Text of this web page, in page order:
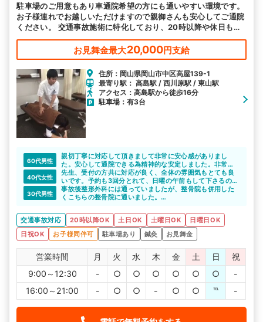
駐車場のご用意もあり車通院希望の方にも通いやすい環境です。
お子様連れでお越しいただけますので親御さんも安心してご通院
ください。 交通事故施術に特化しており、20時以降や休日も営
業でお忙しい方も通いやすいと好評です。
お見舞金最大20,000円支給
住所：岡山県岡山市中区高屋139-1
最寄り駅： 高島駅 / 西川原駅 / 東山駅
アクセス：高島駅から徒歩16分
駐車場：有3台
60代男性
親切丁寧に対応して頂きまして非常に安心感がありまし
た。安心して通院できる為精神的な安定しました。非常に
良い整骨院に出会う事ができて感謝しております。
40代女性
先生、受付の方共に対応が良く、全体の雰囲気もとても良
いです。予約も3回分とれて、日曜の午前もして下さるの
で、とても時間もとりやすいです。
30代男性
事故後整形外科には通っていましたが、整骨院も併用した
くこちらの整骨院に通いました。
末も行くことができました。
交通事故対応 20時以降OK 土日OK 土曜日OK
日曜日OK
日祝OK
お子様同伴可 駐車場あり 鍼灸 お見舞金
営業時間 月 火 水 木 金 土 日
祝
9:00～12:30
- ○ ○ ○ ○ ○ ○
-
16:00～21:00
- ○ ○ - ○ ○ ℡ -